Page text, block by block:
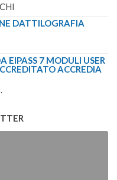
DATTILOGRAFIA
EIPASS 7 MODULI USER
ACCREDIA